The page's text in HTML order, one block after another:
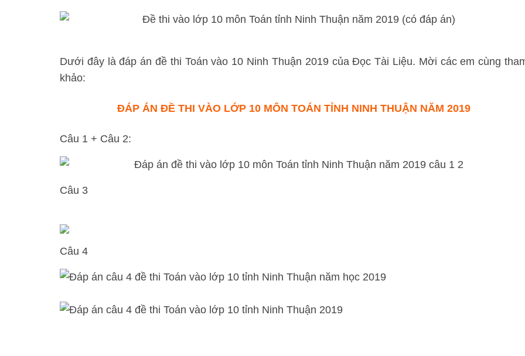
Dưới đây là đáp án đề thi Toán vào 10 Ninh Thuận 2019 của Đọc Tài Liệu. Mời các em cùng
khảo:
ĐÁP ÁN ĐỀ THI VÀO LỚP 10 MÔN TOÁN TỈNH NINH THUẬN NĂM 2019
Câu 1 + Câu 2:
Câu 3
Câu 4